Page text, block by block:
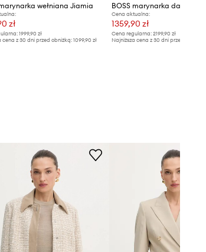
wełniana Jiamia
zł
1999,90 zł
cena z 30 dni przed obniżką:1099,90 zł
BOSS marynarka damska
Cena aktualna:
1359,90 zł
Cena regularna: 2199,90 zł
Najniższa cena z 30 dni przed obniżką: